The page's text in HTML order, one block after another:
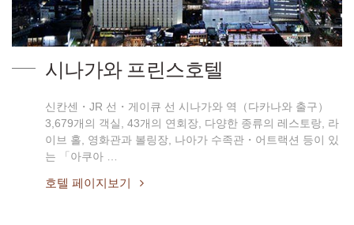
시나가와 프린스호텔
신칸센・JR 선・게이큐 선 시나가와 역（다카나와 출구）
3,679개의 객실, 43개의 연회장, 다양한 종류의 레스토랑, 라
이브 홀, 영화관과 볼링장, 나아가 수족관・어트랙션 등이 있
는 「아쿠아 …
호텔 페이지보기